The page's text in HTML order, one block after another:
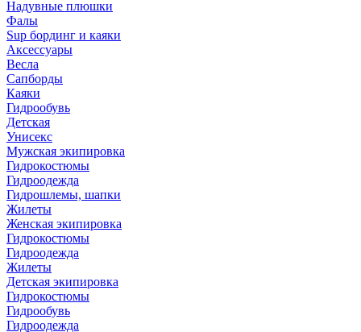
Надувные плюшки
Фалы
Sup бординг и каяки
Аксессуары
Весла
Сапборды
Каяки
Гидрообувь
Детская
Унисекс
Мужская экипировка
Гидрокостюмы
Гидроодежда
Гидрошлемы, шапки
Жилеты
Женская экипировка
Гидрокостюмы
Гидроодежда
Жилеты
Детская экипировка
Гидрокостюмы
Гидрообувь
Гидроодежда